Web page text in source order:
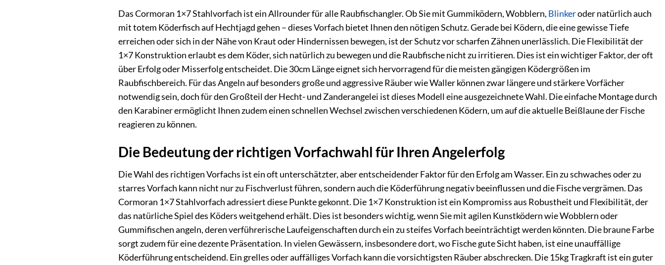
Das Cormoran 1×7 Stahlvorfach ist ein Allrounder für alle Raubfischangler. Ob Sie mit Gummiködern, Wobblern, Blinkeroder natürlich auch
mit totem Köderfisch auf Hechtjagd gehen – dieses Vorfach bietet Ihnen den nötigen Schutz. Gerade bei Ködern, die eine gewisse Tiefe
erreichen oder sich in der Nähe von Kraut oder Hindernissen bewegen, ist der Schutz vor scharfen Zähnen unerlässlich. Die Flexibilität der
1×7 Konstruktion erlaubt es dem Köder, sich natürlich zu bewegen und die Raubfische nicht zu irritieren. Dies ist ein wichtiger Faktor, der oft
über Erfolg oder Misserfolg entscheidet. Die 30cm Länge eignet sich hervorragend für die meisten gängigen Ködergrößen im
Raubfischbereich. Für das Angeln auf besonders große und aggressive Räuber wie Waller können zwar längere und stärkere Vorfächer
notwendig sein, doch für den Großteil der Hecht- und Zanderangelei ist dieses Modell eine ausgezeichnete Wahl. Die einfache Montage durch
den Karabiner ermöglicht Ihnen zudem einen schnellen Wechsel zwischen verschiedenen Ködern, um auf die aktuelle Beißlaune der Fische
reagieren zu können.
Die Bedeutung der richtigen Vorfachwahl für Ihren Angelerfolg
Die Wahl des richtigen Vorfachs ist ein oft unterschätzter, aber entscheidender Faktor für den Erfolg am Wasser. Ein zu schwaches oder zu
starres Vorfach kann nicht nur zu Fischverlust führen, sondern auch die Köderführung negativ beeinflussen und die Fische vergrämen. Das
Cormoran 1×7 Stahlvorfach adressiert diese Punkte gekonnt. Die 1×7 Konstruktion ist ein Kompromiss aus Robustheit und Flexibilität, der
das natürliche Spiel des Köders weitgehend erhält. Dies ist besonders wichtig, wenn Sie mit agilen Kunstködern wie Wobblern oder
Gummifischen angeln, deren verführerische Laufeigenschaften durch ein zu steifes Vorfach beeinträchtigt werden könnten. Die braune Farbe
sorgt zudem für eine dezente Präsentation. In vielen Gewässern, insbesondere dort, wo Fische gute Sicht haben, ist eine unauffällige
Köderführung entscheidend. Ein grelles oder auffälliges Vorfach kann die vorsichtigsten Räuber abschrecken. Die 15kg Tragkraft ist ein guter